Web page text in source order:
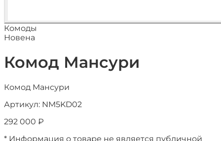
Комоды
Новена
Комод Мансури
Комод Мансури
Артикул: NM5KD02
292 000 ₽
* Информация о товаре не является публичной